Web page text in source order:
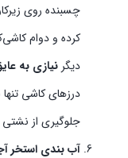
چسبنده روی
کرده و دوام
دیگر نیازی به
درزهای کاشی
جلوگیری از
آب بندی استخر